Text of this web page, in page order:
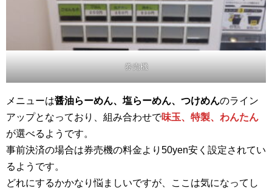
券売機
メニューは醤油らーめん、塩らーめん、つけめんのライン
アップとなっており、組み合わせで味玉、特製、わんたん
が選べるようです。
事前決済の場合は券売機の料金より50yen安く設定されてい
るようです。
どれにするかかなり悩ましいですが、ここは気になってし